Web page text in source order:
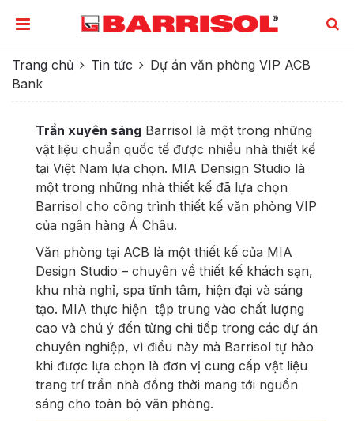
Trang chủ Tin tức
Dự án văn phòng VIP ACB
Bank
Trần xuyên sáng Barrisol là một trong những
vật liệu chuẩn quốc tế được nhiều nhà thiết kế
tại Việt Nam lựa chọn. MIA Densign Studio là
một trong những nhà thiết kế đã lựa chọn
Barrisol cho công trình thiết kế văn phòng VIP
của ngân hàng Á Châu.
Văn phòng tại ACB là một thiết kế của MIA
Design Studio – chuyên về thiết kế khách sạn,
khu nhà nghỉ, spa tĩnh tâm, hiện đại và sáng
tạo. MIA thực hiện tập trung vào chất lượng
cao và chú ý đến từng chi tiếp trong các dự án
chuyên nghiệp, vì điều này mà Barrisol tự hào
khi được lựa chọn là đơn vị cung cấp vật liệu
trang trí trần nhà đồng thời mang tới nguồn
sáng cho toàn bộ văn phòng.